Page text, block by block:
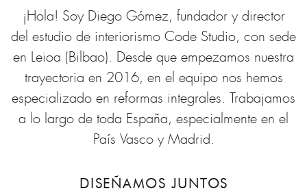
¡Hola! Soy Diego Gómez, fundador y director
del estudio de interiorismo Code Studio, con sede
en Leioa (Bilbao). Desde que empezamos nuestra
trayectoria en 2016, en el equipo nos hemos
especializado en reformas integrales. Trabajamos
a lo largo de toda España, especialmente en el
País Vasco y Madrid.
DISEÑAMOS JUNTOS